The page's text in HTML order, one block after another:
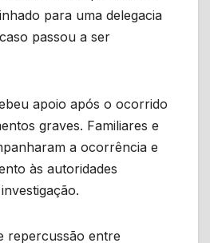
para uma delegacia
passou a ser
apoio após o ocorrido
graves. Familiares e
a ocorrência e
às autoridades
repercussão entre